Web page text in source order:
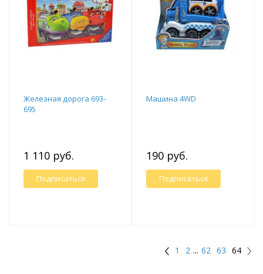
Железная дорога 693-
695
1 110 руб.
Подписаться
Машина 4WD
190 руб.
Подписаться
1 2 ... 62 63 64